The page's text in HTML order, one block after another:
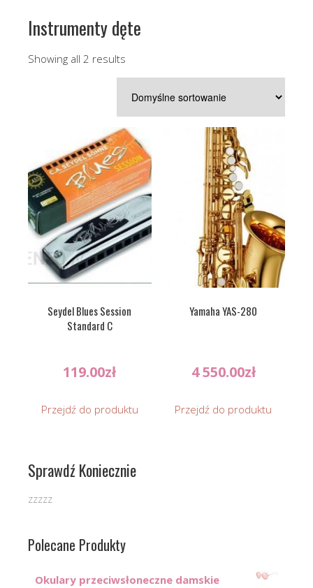
Instrumenty dęte
Showing all 2 results
Seydel Blues Session
Standard C
119.00zł
Przejdź do produktu
Yamaha YAS-280
4 550.00zł
Przejdź do produktu
Sprawdź Koniecznie
zzzzz
Polecane Produkty
Okulary przeciwsłoneczne damskie